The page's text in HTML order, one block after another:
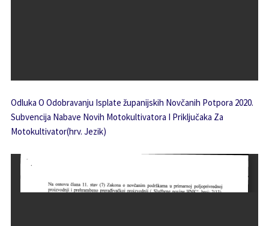
Odluka O Odobravanju Isplate županijskih Novčanih Potpora 2020.
Subvencija Nabave Novih Motokultivatora I Priključaka Za
Motokultivator(hrv. Jezik)